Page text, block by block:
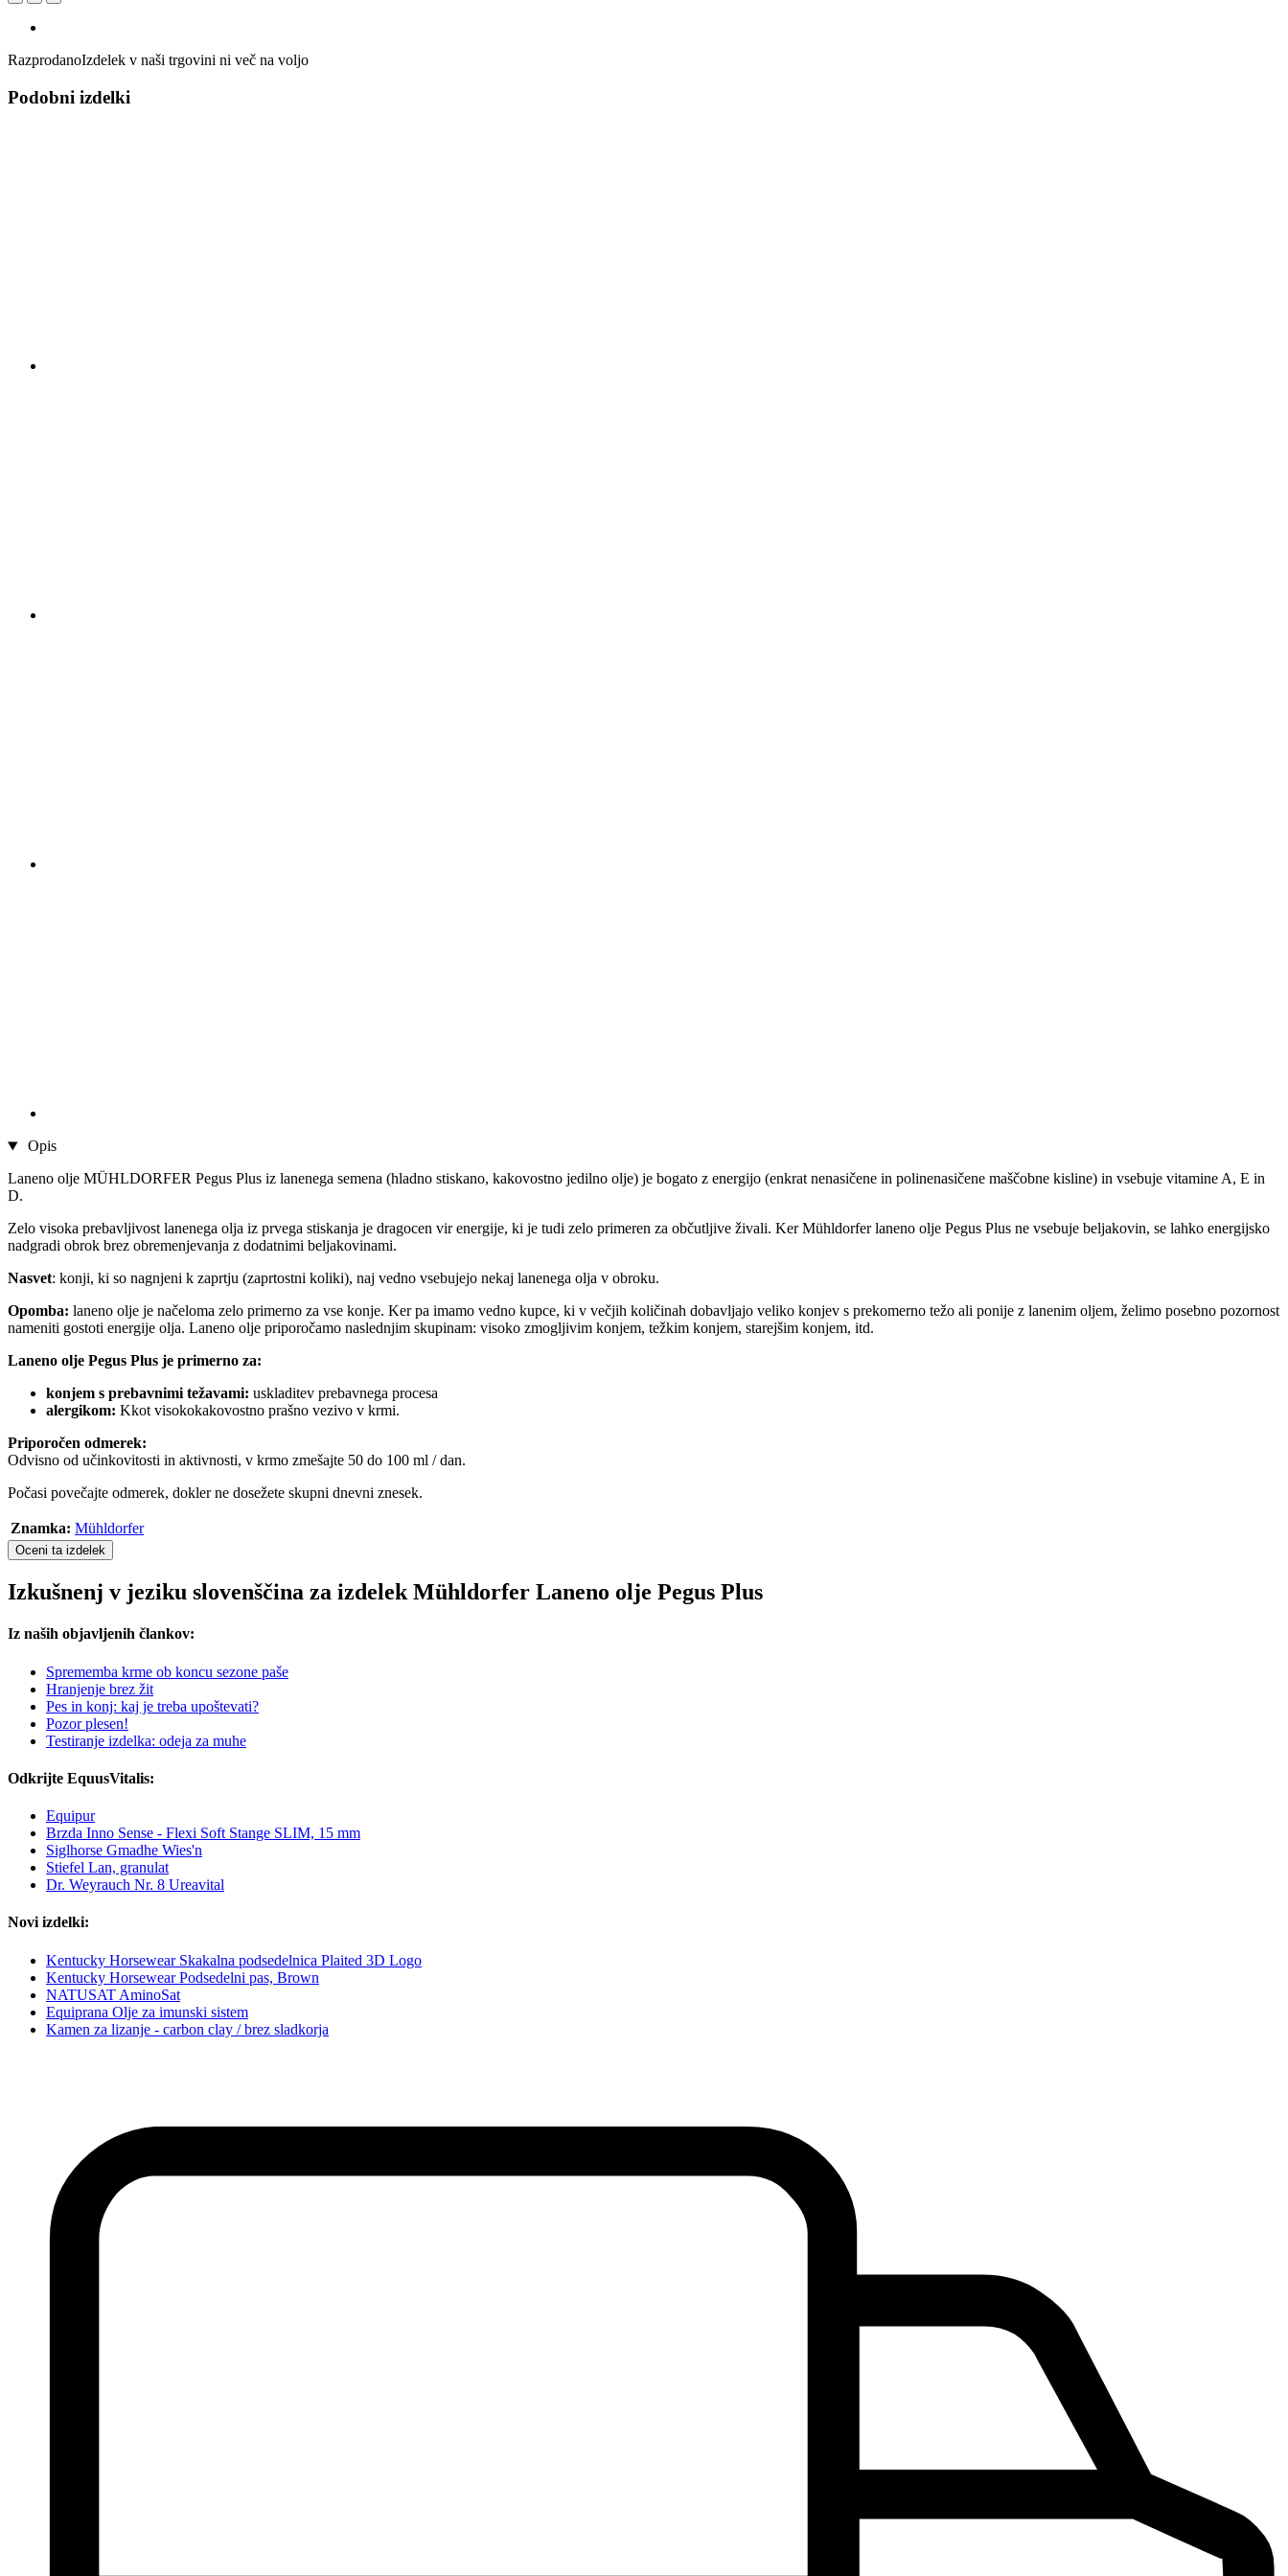
RazprodanoIzdelek v naši trgovini ni več na voljo
Podobni izdelki
Opis
Laneno olje MÜHLDORFER Pegus Plus iz lanenega semena (hladno stiskano, kakovostno jedilno olje) je bogato z energijo (enkrat nenasičene in polinenasičene maščobne kisline) in vsebuje vitamine A, E in
D.
Zelo visoka prebavljivost lanenega olja iz prvega stiskanja je dragocen vir energije, ki je tudi zelo primeren za občutljive živali. Ker Mühldorfer laneno olje Pegus Plus ne vsebuje beljakovin, se lahko energijsko
nadgradi obrok brez obremenjevanja z dodatnimi beljakovinami.
Nasvet: konji, ki so nagnjeni k zaprtju (zaprtostni koliki), naj vedno vsebujejo nekaj lanenega olja v obroku.
Opomba: laneno olje je načeloma zelo primerno za vse konje. Ker pa imamo vedno kupce, ki v večjih količinah dobavljajo veliko konjev s prekomerno težo ali ponije z lanenim oljem, želimo posebno pozornost
nameniti gostoti energije olja. Laneno olje priporočamo naslednjim skupinam: visoko zmogljivim konjem, težkim konjem, starejšim konjem, itd.
Laneno olje Pegus Plus je primerno za:
konjem s prebavnimi težavami: uskladitev prebavnega procesa
alergikom: Kkot visokokakovostno prašno vezivo v krmi.
Priporočen odmerek:
Odvisno od učinkovitosti in aktivnosti, v krmo zmešajte 50 do 100 ml / dan.
Počasi povečajte odmerek, dokler ne dosežete skupni dnevni znesek.
Znamka: Mühldorfer
Oceni ta izdelek
Izkušnenj v jeziku slovenščina za izdelek Mühldorfer Laneno olje Pegus Plus
Iz naših objavljenih člankov:
Sprememba krme ob koncu sezone paše
Hranjenje brez žit
Pes in konj: kaj je treba upoštevati?
Pozor plesen!
Testiranje izdelka: odeja za muhe
Odkrijte EquusVitalis:
Equipur
Brzda Inno Sense - Flexi Soft Stange SLIM, 15 mm
Siglhorse Gmadhe Wies'n
Stiefel Lan, granulat
Dr. Weyrauch Nr. 8 Ureavital
Novi izdelki:
Kentucky Horsewear Skakalna podsedelnica Plaited 3D Logo
Kentucky Horsewear Podsedelni pas, Brown
NATUSAT AminoSat
Equiprana Olje za imunski sistem
Kamen za lizanje - carbon clay / brez sladkorja